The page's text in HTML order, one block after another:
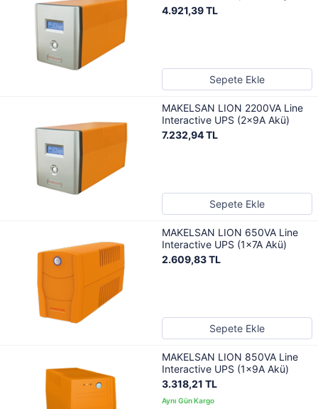
4.921,39 TL
Sepete Ekle
MAKELSAN LION 2200VA Line
Interactive UPS (2x9A Akü)
7.232,94 TL
Sepete Ekle
MAKELSAN LION 650VA Line
Interactive UPS (1x7A Akü)
2.609,83 TL
Sepete Ekle
MAKELSAN LION 850VA Line
Interactive UPS (1x9A Akü)
3.318,21 TL